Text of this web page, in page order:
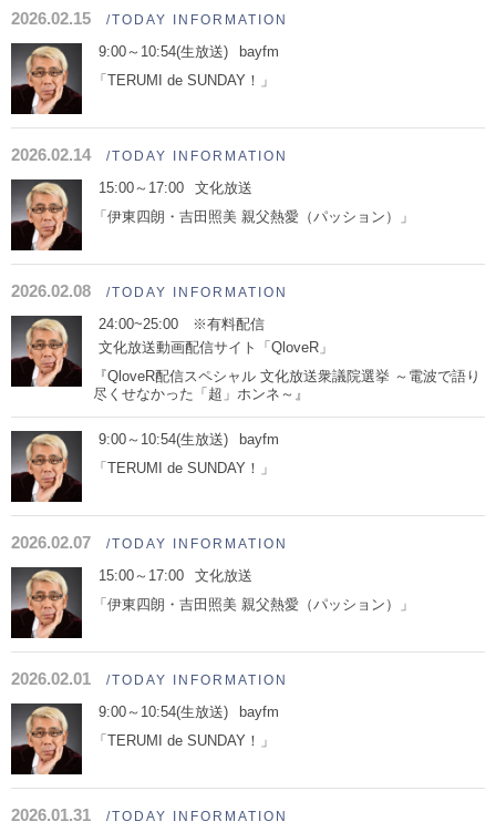
2026.02.15 /TODAY INFORMATION
9:00～10:54(生放送)
bayfm
「TERUMI de SUNDAY！」
2026.02.14 /TODAY INFORMATION
15:00～17:00
文化放送
「伊東四朗・吉田照美 親父熱愛（パッション）」
2026.02.08 /TODAY INFORMATION
24:00~25:00 ※有料配信
文化放送動画配信サイト「QloveR」
『QloveR配信スペシャル 文化放送衆議院選挙 ～電波で語り
尽くせなかった「超」ホンネ～』
9:00～10:54(生放送)
bayfm
「TERUMI de SUNDAY！」
2026.02.07 /TODAY INFORMATION
15:00～17:00
文化放送
「伊東四朗・吉田照美 親父熱愛（パッション）」
2026.02.01 /TODAY INFORMATION
9:00～10:54(生放送)
bayfm
「TERUMI de SUNDAY！」
2026.01.31 /TODAY INFORMATION